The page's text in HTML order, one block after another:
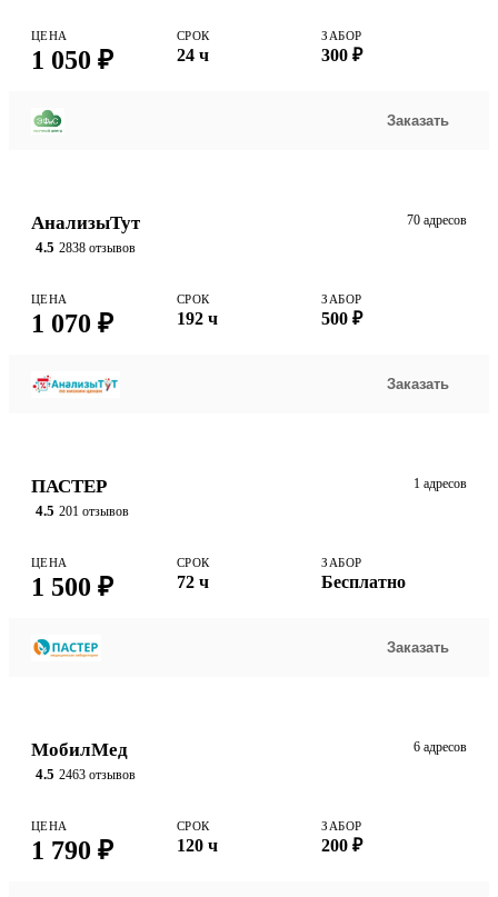
ЦЕНА
1 050 ₽
СРОК
24 ч
ЗАБОР
300 ₽
Заказать
АнализыТут
4.5 2838 отзывов
70 адресов
ЦЕНА
1 070 ₽
СРОК
192 ч
ЗАБОР
500 ₽
Заказать
ПАСТЕР
4.5 201 отзывов
1 адресов
ЦЕНА
1 500 ₽
СРОК
72 ч
ЗАБОР
Бесплатно
Заказать
МобилМед
4.5 2463 отзывов
6 адресов
ЦЕНА
1 790 ₽
СРОК
120 ч
ЗАБОР
200 ₽